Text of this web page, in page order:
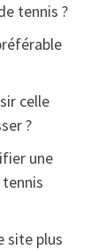
tennis ?
celle
?
une
site plus